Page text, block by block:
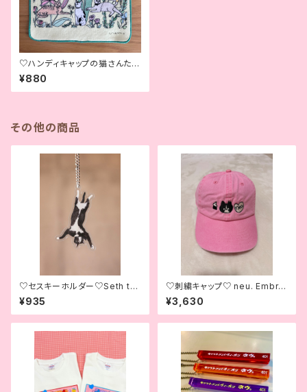
♡ハンディキャップの猫さんたち
のハンカチ♡ ♡Special Ne
eds Cats Handkerchief♡
¥880
その他の商品
♡セスキーホルダー♡Seth th
e Sales Manager Keychain
♡
¥935
♡刺繍キャップ♡ neu. Embroi
dered Cap♡
¥3,630